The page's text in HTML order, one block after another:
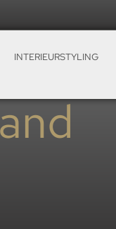
INTERIEURSTYLING